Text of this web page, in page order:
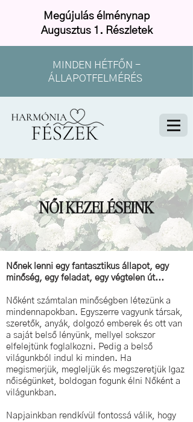
MINDEN HÉTFŐN -
ÁLLAPOTFELMÉRÉS
Megújulás élménynap
Augusztus 1. Részletek
NŐI KEZELÉSEINK
Nőnek lenni egy fantasztikus állapot, egy
minőség, egy feladat, egy végtelen út...
Nőként számtalan minőségben létezünk a
mindennapokban. Egyszerre vagyunk társak,
szeretők, anyák, dolgozó emberek és ott van
a saját belső lényünk, mellyel sokszor
elfelejtünk foglalkozni. Pedig a belső
világunkból indul ki minden. Ha
megismerjük, megleljük és megszeretjük Igaz
nőiségünket, boldogan fogunk élni Nőként a
világunkban.
Napjainkban rendkívül fontossá válik, hogy